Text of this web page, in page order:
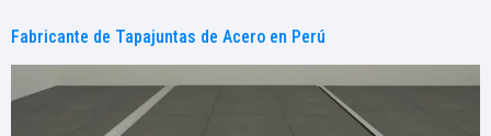
Fabricante de Tapajuntas de Acero en Perú